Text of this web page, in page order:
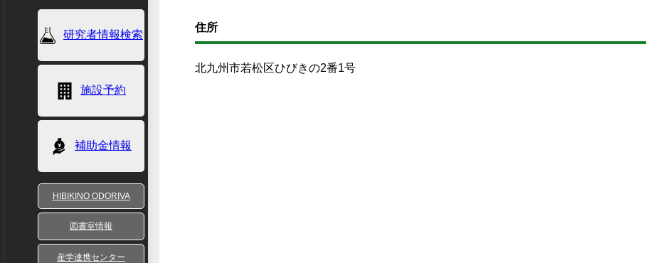
研究者情報検索
施設予約
補助金情報
HIBIKINO ODORIVA
図書室情報
産学連携センター
住所
北九州市若松区ひびきの2番1号